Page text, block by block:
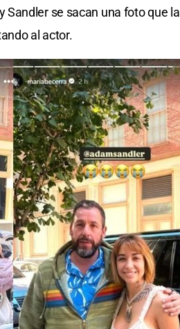
Sandler se sacan una foto que la
al actor.